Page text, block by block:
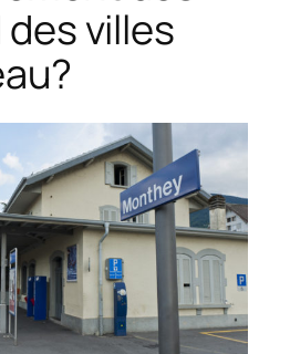
des villes